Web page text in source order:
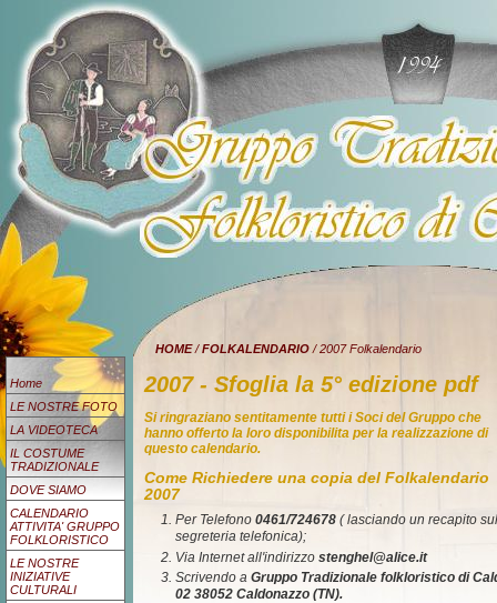
HOME/FOLKALENDARIO / 2007 Folkalendario
Home
LE NOSTRE FOTO
LA VIDEOTECA
IL COSTUME
TRADIZIONALE
DOVE SIAMO
CALENDARIO
ATTIVITA' GRUPPO
FOLKLORISTICO
LE NOSTRE
INIZIATIVE
CULTURALI
2007 - Sfoglia la 5° edizione pdf
Si ringraziano sentitamente tutti i Soci del Gruppo che
hanno offerto la loro disponibilita per la realizzazione di
questo calendario.
Come Richiedere una copia del Folkalendario
2007
Per Telefono 0461/724678 ( lasciando un recapito
segreteria telefonica);
Via Internet all'indirizzo stenghel@alice.it
Scrivendo a Gruppo Tradizionale folkloristico di
02 38052 Caldonazzo (TN).